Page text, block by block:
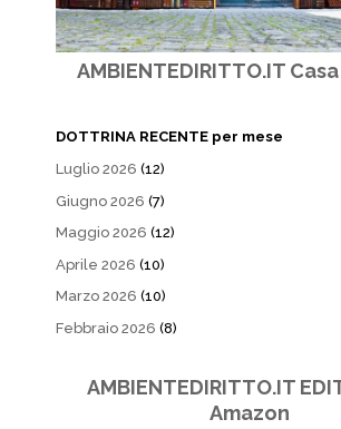
AMBIENTEDIRITTO.IT
DOTTRINA RECENTE per mese
Luglio 2026 (12)
Giugno 2026 (7)
Maggio 2026 (12)
Aprile 2026 (10)
Marzo 2026 (10)
Febbraio 2026 (8)
AMBIENTEDIRITTO.IT
Amazon